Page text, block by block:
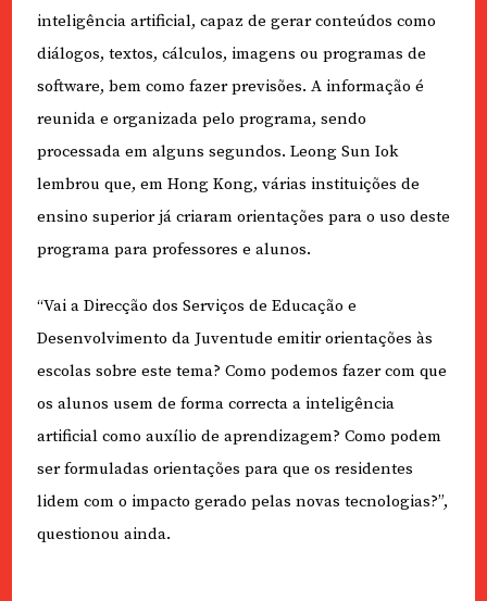
inteligência artificial, capaz de gerar conteúdos como
diálogos, textos, cálculos, imagens ou programas de
software, bem como fazer previsões. A informação é
reunida e organizada pelo programa, sendo
processada em alguns segundos. Leong Sun Iok
lembrou que, em Hong Kong, várias instituições de
ensino superior já criaram orientações para o uso deste
programa para professores e alunos.
“Vai a Direcção dos Serviços de Educação e
Desenvolvimento da Juventude emitir orientações às
escolas sobre este tema? Como podemos fazer com que
os alunos usem de forma correcta a inteligência
artificial como auxílio de aprendizagem? Como podem
ser formuladas orientações para que os residentes
lidem com o impacto gerado pelas novas tecnologias?”,
questionou ainda.